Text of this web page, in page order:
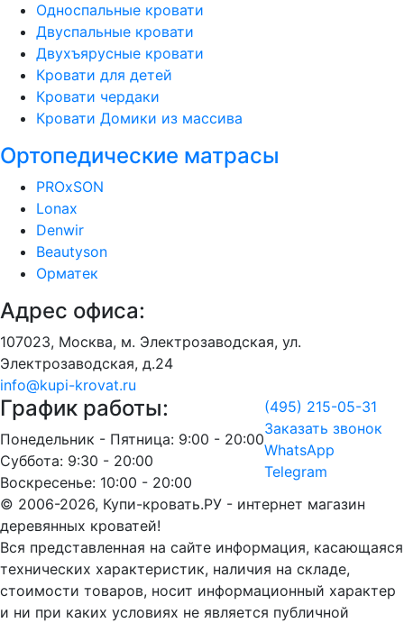
Односпальные кровати
Двуспальные кровати
Двухъярусные кровати
Кровати для детей
Кровати чердаки
Кровати Домики из массива
Ортопедические матрасы
PROxSON
Lonax
Denwir
Beautyson
Орматек
Адрес офиса:
107023, Москва, м. Электрозаводская, ул.
Электрозаводская, д.24
info@kupi-krovat.ru
График работы:
Понедельник - Пятница: 9:00 - 20:00
Суббота: 9:30 - 20:00
Воскресенье: 10:00 - 20:00
(495) 215-05-31
Заказать звонок
WhatsApp
Telegram
© 2006-2026, Купи-кровать.РУ - интернет магазин
деревянных кроватей!
Вся представленная на сайте информация, касающаяся
технических характеристик, наличия на складе,
стоимости товаров, носит информационный характер
и ни при каких условиях не является публичной